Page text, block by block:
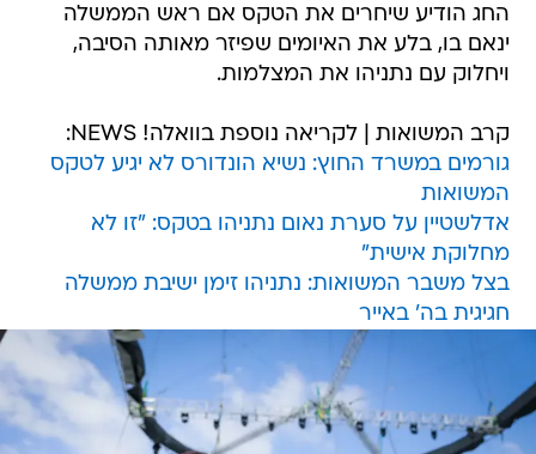
החג הודיע שיחרים את הטקס אם ראש הממשלה
ינאם בו, בלע את האיומים שפיזר מאותה הסיבה,
ויחלוק עם נתניהו את המצלמות.
קרב המשואות | לקריאה נוספת בוואלה! NEWS:
גורמים במשרד החוץ: נשיא הונדורס לא יגיע לטקס
המשואות
אדלשטיין על סערת נאום נתניהו בטקס: "זו לא
מחלוקת אישית"
בצל משבר המשואות: נתניהו זימן ישיבת ממשלה
חגיגית בה' באייר